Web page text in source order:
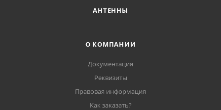
АНТЕННЫ
О КОМПАНИИ
Документация
Реквизиты
Правовая информация
Как заказать?